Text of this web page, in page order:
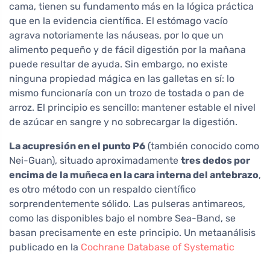
cama, tienen su fundamento más en la lógica práctica
que en la evidencia científica. El estómago vacío
agrava notoriamente las náuseas, por lo que un
alimento pequeño y de fácil digestión por la mañana
puede resultar de ayuda. Sin embargo, no existe
ninguna propiedad mágica en las galletas en sí: lo
mismo funcionaría con un trozo de tostada o pan de
arroz. El principio es sencillo: mantener estable el nivel
de azúcar en sangre y no sobrecargar la digestión.
La acupresión en el punto P6 (también conocido como
Nei-Guan), situado aproximadamente tres dedos por
encima de la muñeca en la cara interna del antebrazo,
es otro método con un respaldo científico
sorprendentemente sólido. Las pulseras antimareos,
como las disponibles bajo el nombre Sea-Band, se
basan precisamente en este principio. Un metaanálisis
publicado en la Cochrane Database of Systematic